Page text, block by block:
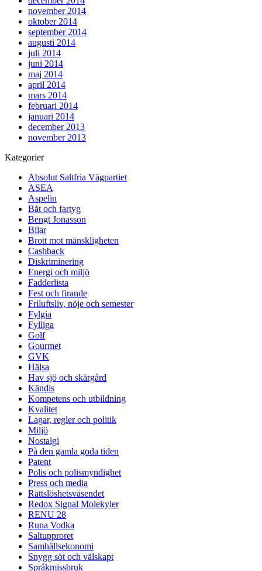
november 2014
oktober 2014
september 2014
augusti 2014
juli 2014
juni 2014
maj 2014
april 2014
mars 2014
februari 2014
januari 2014
december 2013
november 2013
Kategorier
Absolut Saltfria Vägpartiet
ASEA
Aspelin
Båt och fartyg
Bengt Jonasson
Bilar
Brott mot mänskligheten
Cashback
Diskriminering
Energi och miljö
Fadderlista
Fest och firande
Friluftsliv, nöje och semester
Fylgia
Fylliga
Golf
Gourmet
GVK
Hälsa
Hav sjö och skärgård
Kändis
Kompetens och utbildning
Kvalitet
Lagar, regler och politik
Miljö
Nostalgi
På den gamla goda tiden
Patent
Polis och polismyndighet
Press och media
Rättslöshetsväsendet
Redox Signal Molekyler
RENU 28
Runa Vodka
Saltupproret
Samhällsekonomi
Snygg söt och välskapt
Språkmissbruk